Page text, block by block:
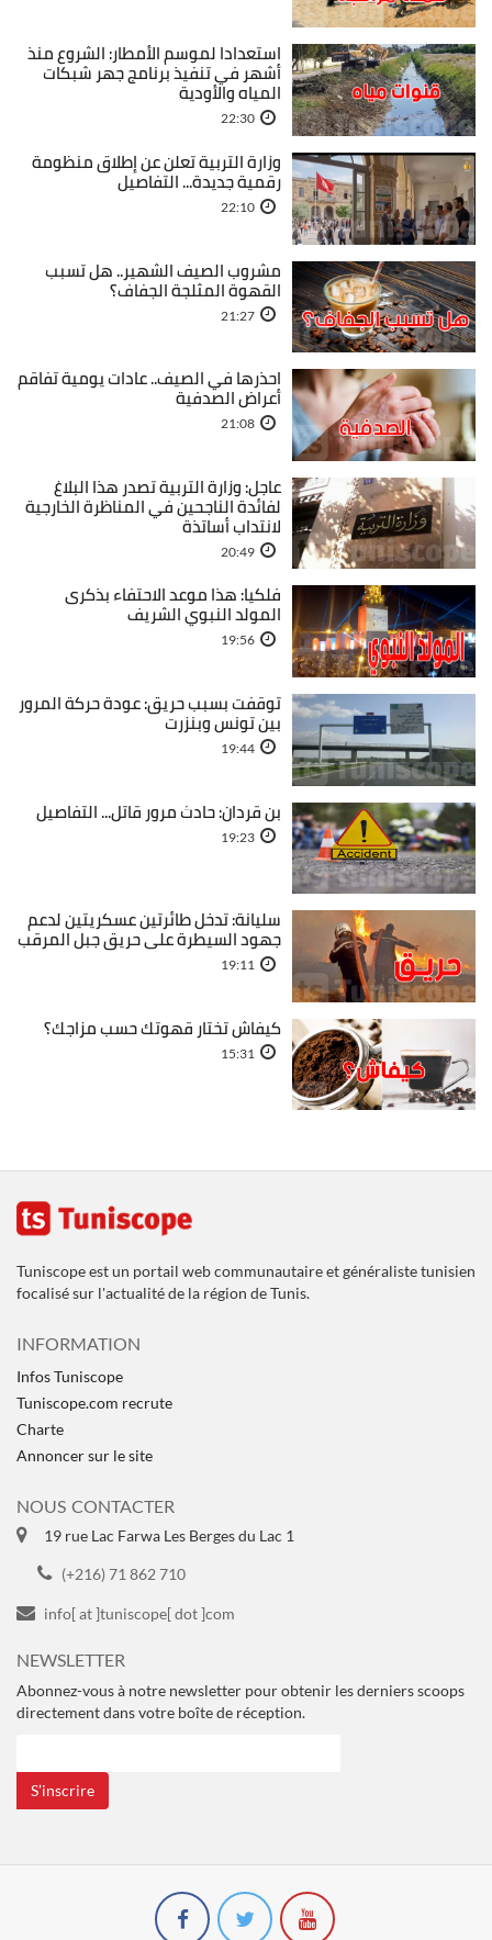
استعدادا لموسم الأمطار: الشروع منذ
أشهر في تنفيذ برنامج جهر شبكات
المياه والأودية
22:30
وزارة التربية تعلن عن إطلاق منظومة
رقمية جديدة... التفاصيل
22:10
مشروب الصيف الشهير.. هل تسبب
القهوة المثلجة الجفاف؟
21:27
احذرها في الصيف.. عادات يومية تفاقم
أعراض الصدفية
21:08
عاجل: وزارة التربية تصدر هذا البلاغ
لفائدة الناجحين في المناظرة الخارجية
لانتداب أساتذة
20:49
فلكيا: هذا موعد الاحتفاء بذكرى
المولد النبوي الشريف
19:56
توقفت بسبب حريق: عودة حركة المرور
بين تونس وبنزرت
19:44
بن قردان: حادث مرور قاتل... التفاصيل
19:23
سليانة: تدخل طائرتين عسكريتين لدعم
جهود السيطرة على حريق جبل المرقب
19:11
كيفاش تختار قهوتك حسب مزاجك؟
15:31
Tuniscope est un portail web communautaire et généraliste tunisien
focalisé sur l'actualité de la région de Tunis.
INFORMATION
Infos Tuniscope
Tuniscope.com recrute
Charte
Annoncer sur le site
NOUS CONTACTER
19 rue Lac Farwa Les Berges du Lac 1
(+216) 71 862 710
info[ at ]tuniscope[ dot ]com
NEWSLETTER
Abonnez-vous à notre newsletter pour obtenir les derniers scoops
directement dans votre boîte de réception.
S’inscrire